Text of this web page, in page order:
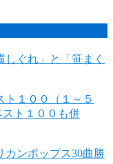
ぐれ」と「笹まく
ト１００（１～５
ト１００も併
カンポップス30曲勝